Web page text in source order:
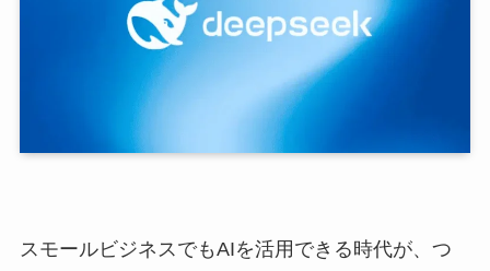
スモールビジネスでもAIを活用できる時代が、つ